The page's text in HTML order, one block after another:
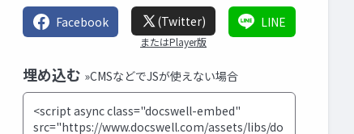
Facebook (Twitter)
またはPlayer版
LINE
埋め込む »CMSなどでJSが使えない場合